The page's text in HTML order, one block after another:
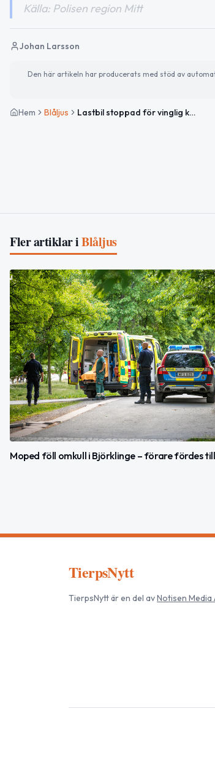
Källa: Polisen region Mitt
Johan Larsson
Den här artikeln har producerats med stöd av
Hem Blåljus Lastbil stoppad för vinglig körning och överlast på E4
Fler artiklar iBlåljus
Moped föll omkull i Björklinge – förare fördes
TierpsNytt
TierpsNyttär en del avNotisen Media